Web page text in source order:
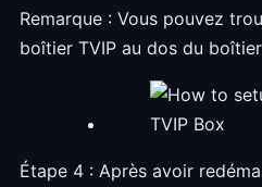
Remarque : Vous pouvez
boîtier TVIP au dos du
Étape 4 : Après avoir